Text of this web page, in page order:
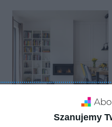
Szanujemy